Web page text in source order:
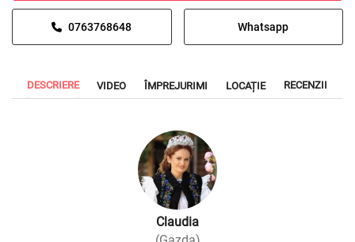
0763768648 Whatsapp
DESCRIERE VIDEO ÎMPREJURIMI LOCAȚIE RECENZII
Claudia